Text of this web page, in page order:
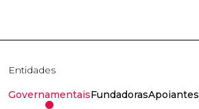
Entidades
GovernamentaisFundadorasApoiantes